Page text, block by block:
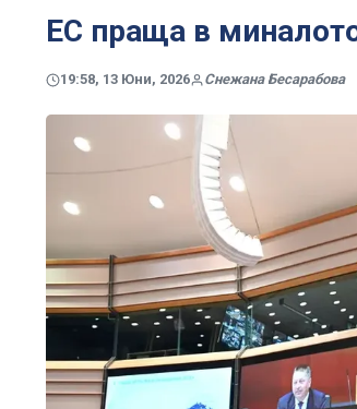
ЕС праща в
19:58, 13 Юни, 2026 Снежана Бесарабова